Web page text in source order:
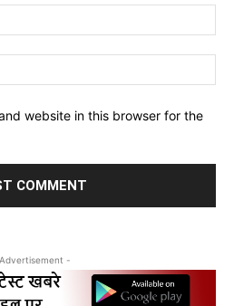
website in this browser for the
-